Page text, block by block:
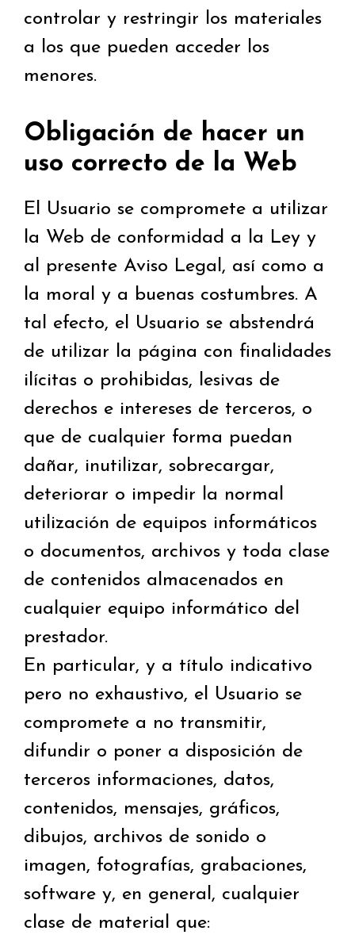
controlar y restringir los materiales
a los que pueden acceder los
menores.
Obligación de hacer un
uso correcto de la Web
El Usuario se compromete a utilizar
la Web de conformidad a la Ley y
al presente Aviso Legal, así como a
la moral y a buenas costumbres. A
tal efecto, el Usuario se abstendrá
de utilizar la página con finalidades
ilícitas o prohibidas, lesivas de
derechos e intereses de terceros, o
que de cualquier forma puedan
dañar, inutilizar, sobrecargar,
deteriorar o impedir la normal
utilización de equipos informáticos
o documentos, archivos y toda clase
de contenidos almacenados en
cualquier equipo informático del
prestador.
En particular, y a título indicativo
pero no exhaustivo, el Usuario se
compromete a no transmitir,
difundir o poner a disposición de
terceros informaciones, datos,
contenidos, mensajes, gráficos,
dibujos, archivos de sonido o
imagen, fotografías, grabaciones,
software y, en general, cualquier
clase de material que: